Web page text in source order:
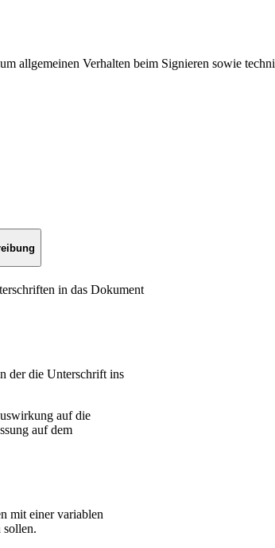
allgemeinen Verhalten beim Signieren sowie
in das Dokument
der die Unterschrift ins
auf die
auf dem
mit einer variablen
sollen.